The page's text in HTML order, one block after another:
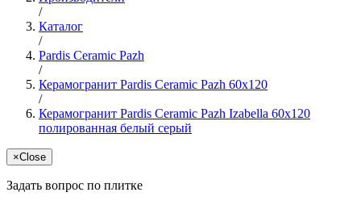
/
Каталог
/
Pardis Ceramic Pazh
/
Керамогранит Pardis Ceramic Pazh 60x120
/
Керамогранит Pardis Ceramic Pazh Izabella 60x120
полированная белый серый
×Close
Задать вопрос по плитке